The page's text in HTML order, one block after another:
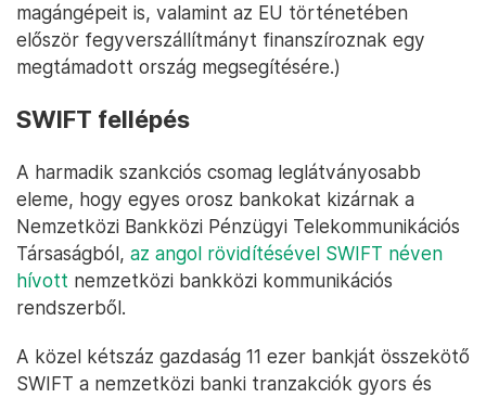
magángépeit is, valamint az EU történetében
először fegyverszállítmányt finanszíroznak egy
megtámadott ország megsegítésére.)
SWIFT fellépés
A harmadik szankciós csomag leglátványosabb
eleme, hogy egyes orosz bankokat kizárnak a
Nemzetközi Bankközi Pénzügyi Telekommunikációs
Társaságból, az angol rövidítésével SWIFT néven
hívott nemzetközi bankközi kommunikációs
rendszerből.
A közel kétszáz gazdaság 11 ezer bankját összekötő
SWIFT a nemzetközi banki tranzakciók gyors és